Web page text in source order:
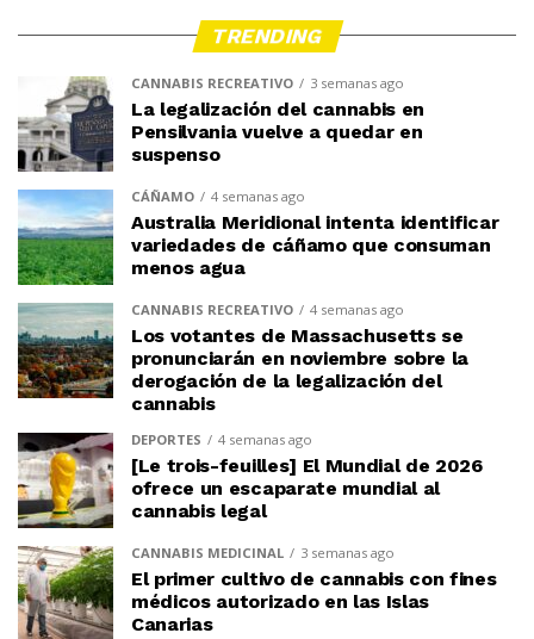
TRENDING
CANNABIS RECREATIVO 3 semanas ago
La legalización del cannabis en
Pensilvania vuelve a quedar en
suspenso
CÁÑAMO 4 semanas ago
Australia Meridional intenta identificar
variedades de cáñamo que consuman
menos agua
CANNABIS RECREATIVO 4 semanas ago
Los votantes de Massachusetts se
pronunciarán en noviembre sobre la
derogación de la legalización del
cannabis
DEPORTES 4 semanas ago
[Le trois-feuilles] El Mundial de 2026
ofrece un escaparate mundial al
cannabis legal
CANNABIS MEDICINAL 3 semanas ago
El primer cultivo de cannabis con fines
médicos autorizado en las Islas
Canarias